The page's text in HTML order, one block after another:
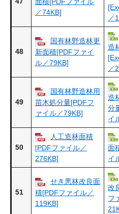
／74KB]
／
48
国有林野造林更
新面積[PDFファイ
ル／79KB]
造
／
49
国有林野造林用
苗木処分量[PDFフ
ァイル／79KB]
造
分
イ
50
人工造林面積
[PDFファイル／
276KB]
面
イ
51
せき悪林改良面
積[PDFファイル／
119KB]
改
フ